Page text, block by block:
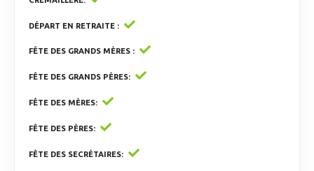
DÉPART EN RETRAITE
FÊTE DES GRANDS MÈRES
FÊTE DES GRANDS PÈRES
FÊTE DES MÈRES
FÊTE DES PÈRES
FÊTE DES SECRÉTAIRES